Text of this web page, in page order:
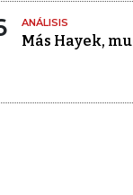
ANÁLISIS
Más Hayek,